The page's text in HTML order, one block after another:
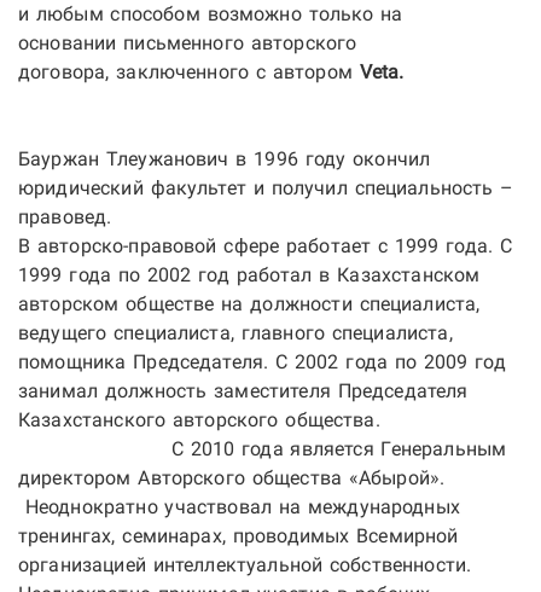
и любым способом возможно только на
основании письменного авторского
договора, заключенного с автором Veta.
Бауржан Тлеужанович в 1996 году окончил
юридический факультет и получил специальность –
правовед.
В авторско-правовой сфере работает с 1999 года. С
1999 года по 2002 год работал в Казахстанском
авторском обществе на должности специалиста,
ведущего специалиста, главного специалиста,
помощника Председателя. С 2002 года по 2009 год
занимал должность заместителя Председателя
Казахстанского авторского общества.
С 2010 года является Генеральным
директором Авторского общества «Абырой».
Неоднократно участвовал на международных
тренингах, семинарах, проводимых Всемирной
организацией интеллектуальной собственности.